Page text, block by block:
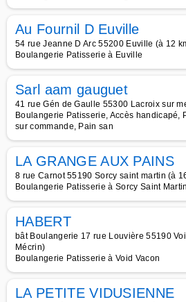
Au Fournil D Euville
54 rue Jeanne D Arc 55200 Euville (à 12
Boulangerie Patisserie à Euville
Sarl aam gauguet
41 rue Gén de Gaulle 55300 Lacroix sur
Boulangerie Patisserie, Accès handicapé,
sur commande, Pain san
LA GRANGE AUX PAINS
8 rue Carnot 55190 Sorcy saint martin (à
Boulangerie Patisserie à Sorcy Saint Martin
HABERT
bât Boulangerie 17 rue Louvière 55190
Mécrin)
Boulangerie Patisserie à Void Vacon
LA PETITE VIDUSIENNE